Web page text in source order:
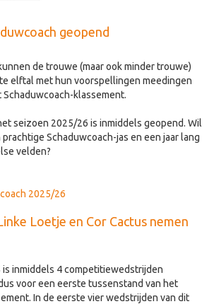
geopend
de trouwe (maar ook minder trouwe)
elftal met hun voorspellingen meedingen
klassement.
seizoen 2025/26 is inmiddels geopend. Wil
prachtige Schaduwcoach-jas en een jaar lang
velden?
2025/26
Loetje en Cor Cactus nemen
inmiddels 4 competitiewedstrijden
voor een eerste tussenstand van het
In de eerste vier wedstrijden van dit